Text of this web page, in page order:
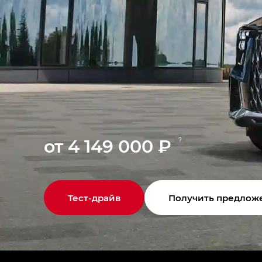
от 4 149 000 ₽ ?
Тест-драйв Получить